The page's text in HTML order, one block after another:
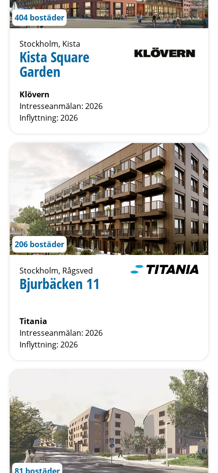
404 bostäder
Stockholm, Kista
Kista Square
Garden
Klövern
Intresseanmälan: 2026
Inflyttning: 2026
206 bostäder
Stockholm, Rågsved
Bjurbäcken 11
Titania
Intresseanmälan: 2026
Inflyttning: 2026